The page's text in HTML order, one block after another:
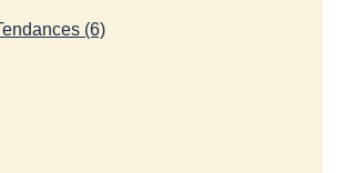
(6)